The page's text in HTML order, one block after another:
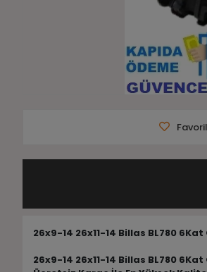
26x9-14 26x11-14 Billas BL780
26x9-14 26x11-14 Billas BL780